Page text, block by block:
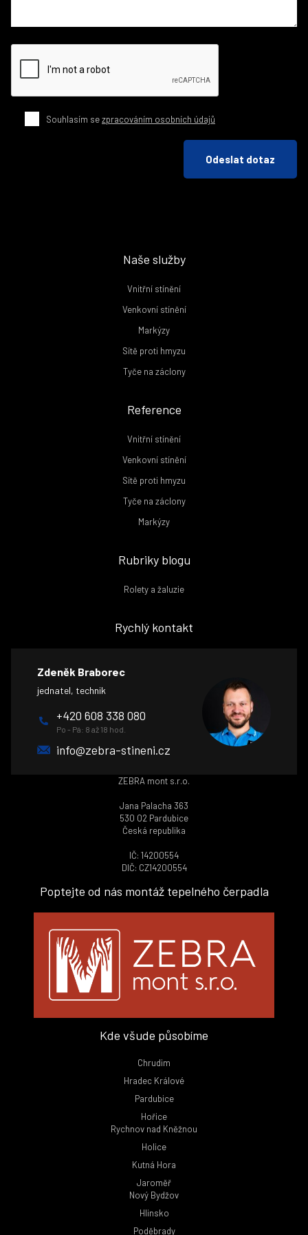
Souhlasím sezpracováním osobních údajů
Odeslat dotaz
Naše služby
Vnitřní stínění
Venkovní stínění
Markýzy
Sítě proti hmyzu
Tyče na záclony
Reference
Vnitřní stínění
Venkovní stínění
Sítě proti hmyzu
Tyče na záclony
Markýzy
Rubriky blogu
Rolety a žaluzie
Rychlý kontakt
Zdeněk Braborec
jednatel, technik
+420 608 338 080
Po - Pá: 8 až 18 hod.
info@zebra-stineni.cz
ZEBRA mont s.r.o.
Jana Palacha 363
530 02 Pardubice
Česká republika
IČ: 14200554
DIČ: CZ14200554
Poptejte od nás montáž tepelného čerpadla
Kde všude působíme
Chrudim
Hradec Králové
Pardubice
Hořice
Rychnov nad Kněžnou
Holice
Kutná Hora
Jaroměř
Nový Bydžov
Hlinsko
Poděbrady